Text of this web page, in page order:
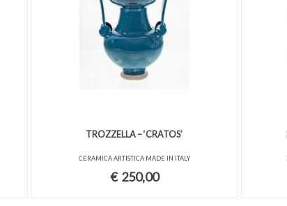
TROZZELLA – ‘CRATOS’
CERAMICA ARTISTICA MADE IN ITALY
€ 250,00